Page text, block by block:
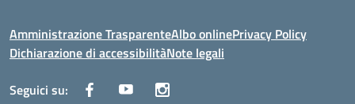
Amministrazione TrasparenteAlbo onlinePrivacy Policy
Dichiarazione di accessibilitàNote legali
Seguici su: